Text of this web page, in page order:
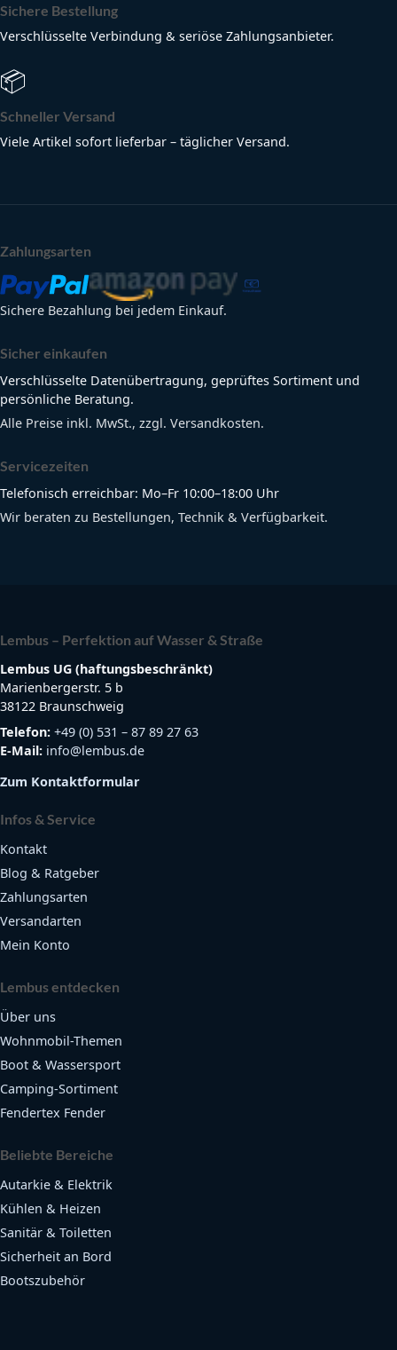
Sichere Bestellung
Verschlüsselte Verbindung & seriöse Zahlungsanbieter.
📦
Schneller Versand
Viele Artikel sofort lieferbar – täglicher Versand.
Zahlungsarten
Sichere Bezahlung bei jedem Einkauf.
Sicher einkaufen
Verschlüsselte Datenübertragung, geprüftes Sortiment und
persönliche Beratung.
Alle Preise inkl. MwSt., zzgl. Versandkosten.
Servicezeiten
Telefonisch erreichbar: Mo–Fr 10:00–18:00 Uhr
Wir beraten zu Bestellungen, Technik & Verfügbarkeit.
Lembus – Perfektion auf Wasser & Straße
Lembus UG (haftungsbeschränkt)
Marienbergerstr. 5 b
38122 Braunschweig
Telefon: +49 (0) 531 – 87 89 27 63
E-Mail: info@lembus.de
Zum Kontaktformular
Infos & Service
Kontakt
Blog & Ratgeber
Zahlungsarten
Versandarten
Mein Konto
Lembus entdecken
Über uns
Wohnmobil-Themen
Boot & Wassersport
Camping-Sortiment
Fendertex Fender
Beliebte Bereiche
Autarkie & Elektrik
Kühlen & Heizen
Sanitär & Toiletten
Sicherheit an Bord
Bootszubehör